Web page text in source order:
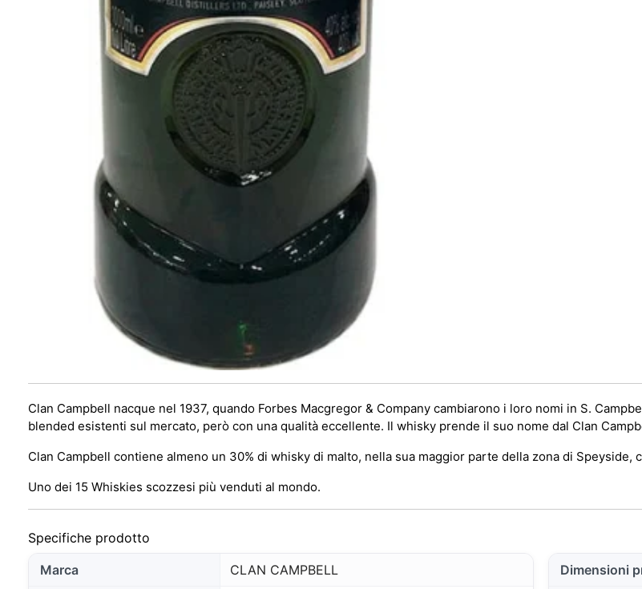
Clan Campbell nacque nel 1937, quando Forbes Macgregor & Company cambiarono i loro nomi in S.
blended esistenti sul mercato, però con una qualità eccellente. Il whisky prende il suo nome dal Clan
Clan Campbell contiene almeno un 30% di whisky di malto, nella sua maggior parte della zona di Speyside,
Uno dei 15 Whiskies scozzesi più venduti al mondo.
Specifiche prodotto
Marca
CLAN CAMPBELL Dimensioni